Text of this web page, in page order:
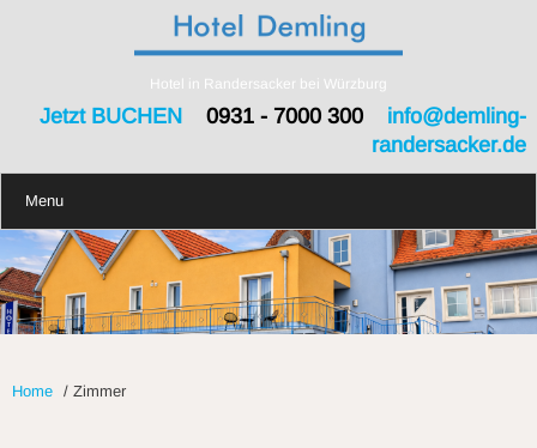
Hotel in Randersacker bei Würzburg
Jetzt BUCHEN0931 - 7000 300 info@demling-
randersacker.de
Menu
Home / Zimmer